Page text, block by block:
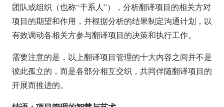
团队或组织（也称“干系人”），分析翻译项目的相关方对
项目的期望和作用，并根据分析的结果制定沟通计划，以
有效调动各相关方参与翻译项目的决策和执行工作。
需要注意的是，以上翻译项目管理的十大内容之间并不是
彼此孤立的，而是各部分相互交织，共同伴随翻译项目的
开展而推进的。